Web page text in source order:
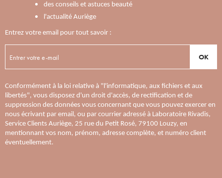
des conseils et astuces beauté
l'actualité Auriège
Entrez votre email pour tout savoir :
OK
Conformément à la loi relative à "l'informatique, aux fichiers et aux
libertés", vous disposez d'un droit d'accès, de rectification et de
suppression des données vous concernant que vous pouvez exercer en
nous écrivant par email, ou par courrier adressé à Laboratoire Rivadis,
Service Clients Auriège, 25 rue du Petit Rosé, 79100 Louzy, en
mentionnant vos nom, prénom, adresse complète, et numéro client
éventuellement.